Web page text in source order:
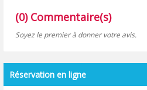
(0) Commentaire(s)
Soyez le premier à donner votre avis.
Réservation en ligne